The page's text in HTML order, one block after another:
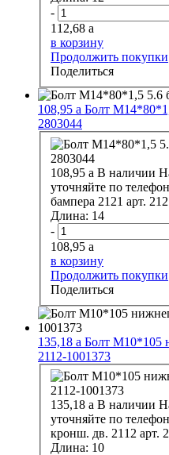
-
112,68 a
в корзину
Продолжить покупки
Поделиться
108,95 a Болт
2803044
108,95 a В наличии
уточняйте по
бампера
Длина: 14
-
108,95 a
в корзину
Продолжить покупки
Поделиться
135,18 a Болт М10*105
2112-1001373
135,18 a В наличии
уточняйте по
кронш.
Длина: 10